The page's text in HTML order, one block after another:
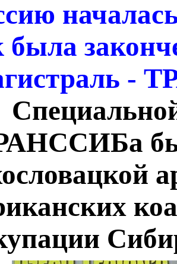
была
-